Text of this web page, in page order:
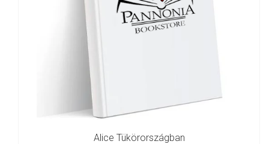
Alice Tükörországban